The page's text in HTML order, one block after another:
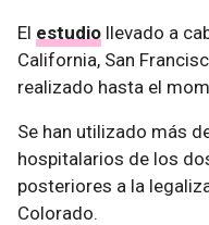
El estudio llevado a
California, San
realizado hasta el
Se han utilizado más
hospitalarios de los
posteriores a la
Colorado.